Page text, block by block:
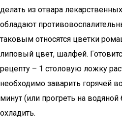
делать из отвара
обладают
таковым относятся цветки
липовый цвет, шалфей.
рецепту – 1 столовую ложку
необходимо заварить горячей
минут (или прогреть на водяной
охладить.